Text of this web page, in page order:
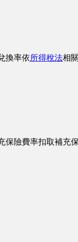
換率依所得稅法相
險費率扣取補充